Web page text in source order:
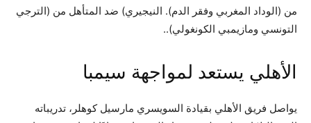
من (الوداد المغربي وفقر الدم). النيجيري) ضد المتأهل من (الترجي
التونسي ومازيمبي الكونغولي)..
الأهلي يستعد لمواجهة سيمبا
يواصل فريق الأهلي بقيادة السويسري مارسيل كوهلر، تدريباته